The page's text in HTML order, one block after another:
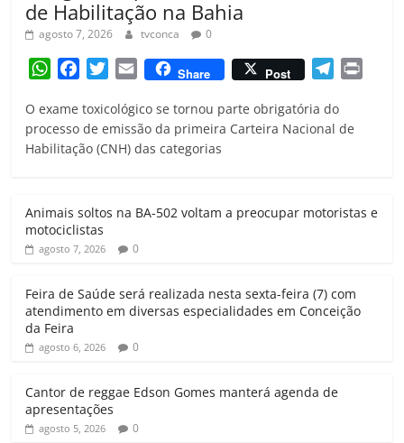
de Habilitação na Bahia
agosto 7, 2026 tvconca 0
W
a
t
s
p
c
e
b
k
i
t
t
a
i
l
Share Post
l
e
m
O exame toxicológico se tornou parte obrigatória do
processo de emissão da primeira Carteira Nacional de
Habilitação (CNH) das categorias
Animais soltos na BA-502 voltam a preocupar motoristas e
motociclistas
agosto 7, 2026 0
Feira de Saúde será realizada nesta sexta-feira (7) com
atendimento em diversas especialidades em Conceição
da Feira
agosto 6, 2026 0
Cantor de reggae Edson Gomes manterá agenda de
apresentações
agosto 5, 2026 0